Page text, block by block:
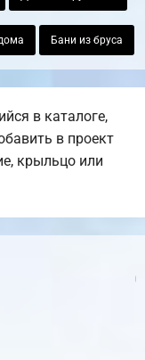
Бани из бруса
в каталоге,
в проект
крыльцо или